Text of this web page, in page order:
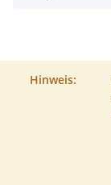
Hinweis: